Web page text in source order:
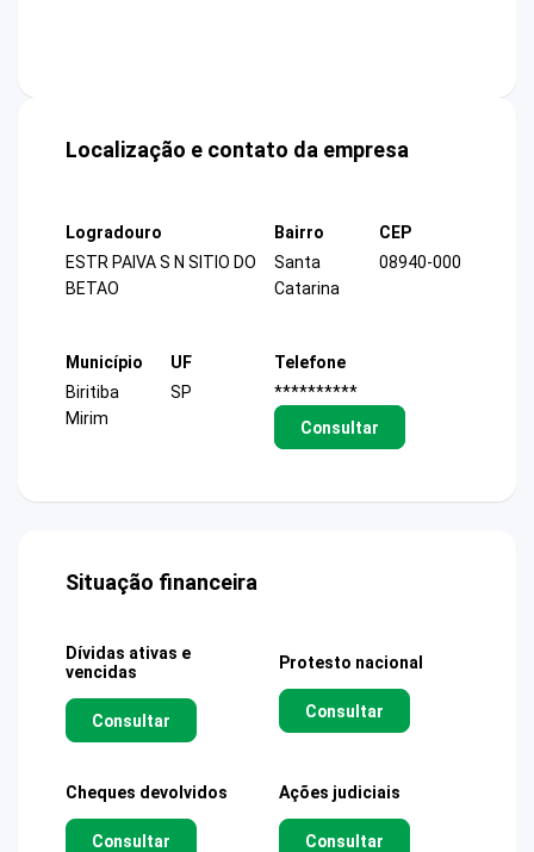
Localização e contato da empresa
Logradouro
ESTR PAIVA S N SITIO DO
BETAO
Bairro
Santa
Catarina
CEP
08940-000
Município
Biritiba
Mirim
UF
SP
Telefone
**********
Consultar
Situação financeira
Dívidas ativas e
vencidas
Consultar
Protesto nacional
Consultar
Cheques devolvidos
Consultar
Ações judiciais
Consultar